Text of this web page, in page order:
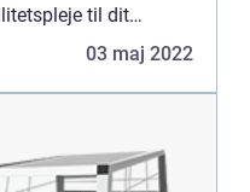
til dit
en god dyrlæge?
03 maj 2022